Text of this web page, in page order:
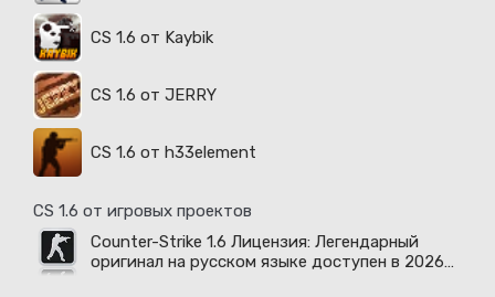
CS 1.6 от Kaybik
CS 1.6 от JERRY
CS 1.6 от h33element
CS 1.6 от игровых проектов
Counter-Strike 1.6 Лицензия: Легендарный
оригинал на русском языке доступен в 2026